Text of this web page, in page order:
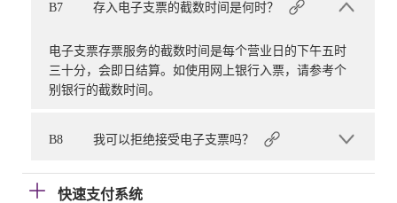
B7 存入电子支票的截数时间是何时？
电子支票存票服务的截数时间是每个营业日的下午五时
三十分，会即日结算。如使用网上银行入票，请参考个
别银行的截数时间。
B8 我可以拒绝接受电子支票吗？
快速支付系统